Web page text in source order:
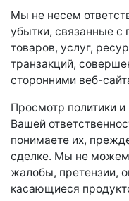
Мы не несем
убытки, связанные с
товаров, услуг,
транзакций,
сторонними веб-
Просмотр политики и
Вашей
понимаете их,
сделке. Мы не можем
жалобы, претензии,
касающиеся